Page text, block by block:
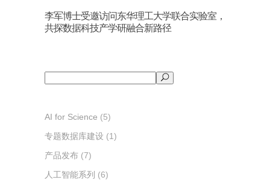
李军博士受邀访问东华理工大学联合实验室，
共探数据科技产学研融合新路径
AI for Science (5)
专题数据库建设 (1)
产品发布 (7)
人工智能系列 (6)